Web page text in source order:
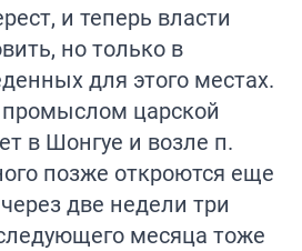
и теперь власти
но только в
для этого местах.
промыслом царской
в Шонгуе и возле п.
позже откроются еще
две недели три
месяца тоже